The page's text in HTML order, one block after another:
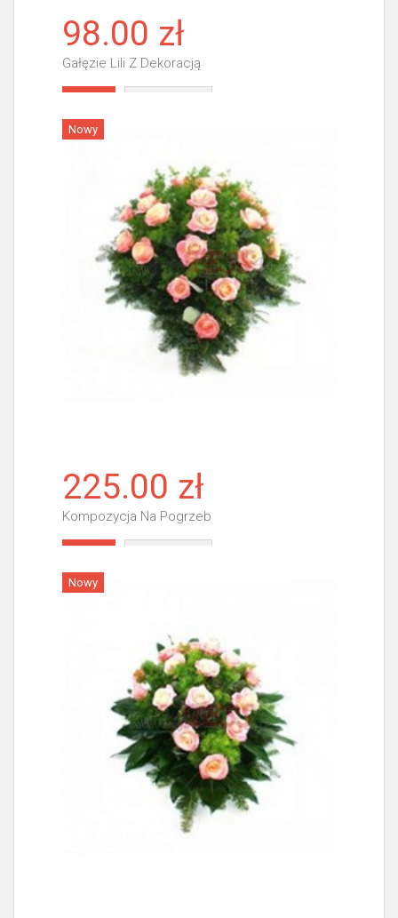
98.00 zł
Gałęzie Lili Z Dekoracją
Nowy
225.00 zł
Kompozycja Na Pogrzeb
Nowy